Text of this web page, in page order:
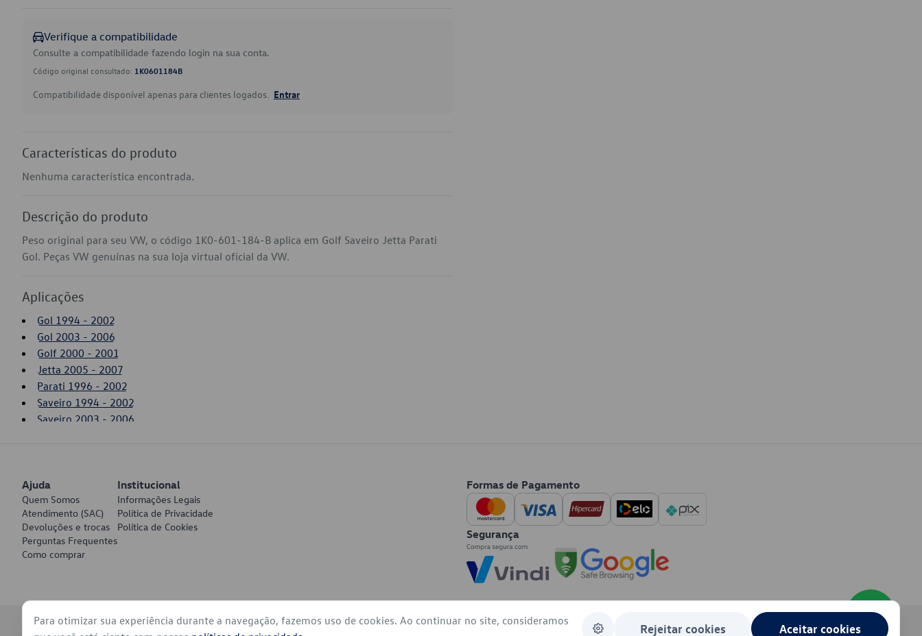
Verifique a compatibilidade
Consulte a compatibilidade fazendo login na sua conta.
Código original consultado: 1K0601184B
Compatibilidade disponível apenas para clientes logados. Entrar
Características do produto
Nenhuma característica encontrada.
Descrição do produto
Peso original para seu VW, o código 1K0-601-184-B aplica em Golf Saveiro Jetta Parati
Gol. Peças VW genuínas na sua loja virtual oficial da VW.
Aplicações
Gol 1994 - 2002
Gol 2003 - 2006
Golf 2000 - 2001
Jetta 2005 - 2007
Parati 1996 - 2002
Saveiro 1994 - 2002
Saveiro 2003 - 2006
Ajuda
Quem Somos
Atendimento (SAC)
Devoluções e trocas
Perguntas Frequentes
Como comprar
Institucional
Informações Legais
Política de Privacidade
Política de Cookies
Formas de Pagamento
Segurança
Para otimizar sua experiência durante a navegação, fazemos uso de cookies. Ao continuar no site, consideramos
Rejeitar cookies Aceitar cookies